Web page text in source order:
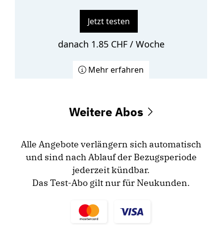
Jetzt testen
danach 1.85 CHF / Woche
Mehr erfahren
Weitere Abos
Alle Angebote verlängern sich automatisch
und sind nach Ablauf der Bezugsperiode
jederzeit kündbar.
Das Test-Abo gilt nur für Neukunden.